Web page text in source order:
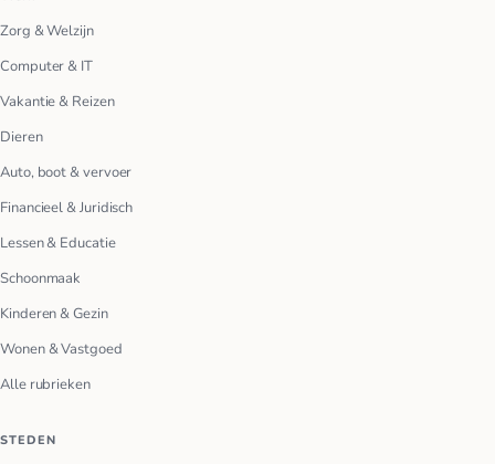
Zorg & Welzijn
Computer & IT
Vakantie & Reizen
Dieren
Auto, boot & vervoer
Financieel & Juridisch
Lessen & Educatie
Schoonmaak
Kinderen & Gezin
Wonen & Vastgoed
Alle rubrieken
STEDEN